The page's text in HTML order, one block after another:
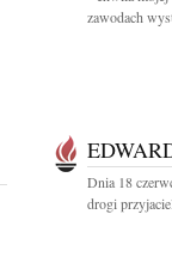
zawodach
Dnia 18
drogi